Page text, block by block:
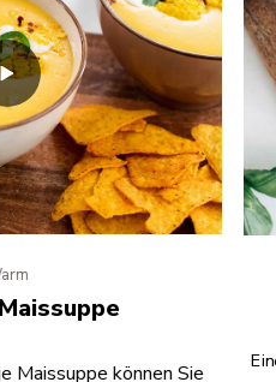
Maissuppe können Sie